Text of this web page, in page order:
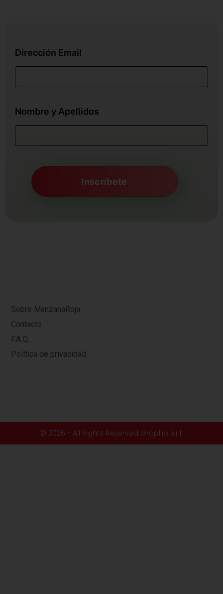
Dirección Email
Nombre y Apellidos
Sobre ManzanaRoja
Contacto
F.A.Q.
Política de privacidad
© 2026 - All Rights Reserved Grapho s.r.l.